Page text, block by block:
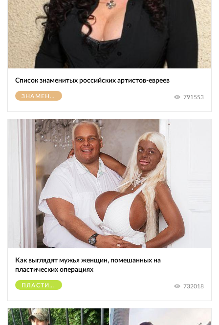
Список знаменитых российских артистов-евреев
ЗНАМЕНИТОСТИ 791553
Как выглядят мужья женщин, помешанных на
пластических операциях
ПЛАСТИЧЕСКИЕ ОПЕРАЦИИ 732018